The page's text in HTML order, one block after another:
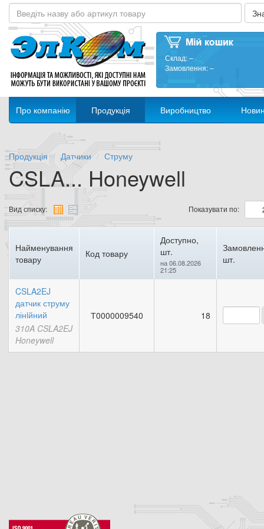
Склад:–
Замовлення:–
Про компанію Продукція Виробництво
Продукція Датчики Струму
CSLA... Honeywell
Вид списку: Показувати по:
Найменування
товару
Код товару
Доступно,
шт.
на 06.08.2026
21:25
шт.
CSLA2EJ
датчик струму
лінiйний
310A CSLA2EJ
Honeywell
Т0000009540 18